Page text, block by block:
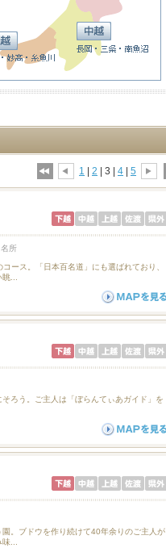
1 2 | 3 | 4 5
所
ース。「日本百名道」にも選ばれており、
...
ろう。ご主人は「ぼらんてぃあガイド」を
。ブドウを作り続けて40年余りのご主人が
...